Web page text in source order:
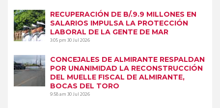
RECUPERACIÓN DE B/.9.9 MILLONES EN
SALARIOS IMPULSA LA PROTECCIÓN
LABORAL DE LA GENTE DE MAR
3:05 pm30 Jul 2026
CONCEJALES DE ALMIRANTE RESPALDAN
POR UNANIMIDAD LA RECONSTRUCCIÓN
DEL MUELLE FISCAL DE ALMIRANTE,
BOCAS DEL TORO
9:58 am30 Jul 2026